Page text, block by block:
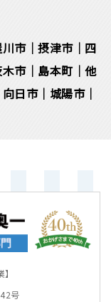
市｜摂津市｜四
市｜島本町｜他
日市｜城陽市｜
号